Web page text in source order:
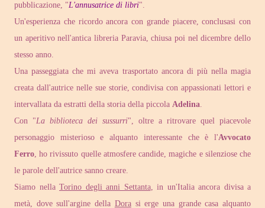
pubblicazione, "L'annusatrice di libri".
Un'esperienza che ricordo ancora con grande piacere, conclusasi con
un aperitivo nell'antica libreria Paravia, chiusa poi nel dicembre dello
stesso anno.
Una passeggiata che mi aveva trasportato ancora di più nella magia
creata dall'autrice nelle sue storie, condivisa con appassionati lettori e
intervallata da estratti della storia della piccola Adelina.
Con "La biblioteca dei sussurri", oltre a ritrovare quel piacevole
personaggio misterioso e alquanto interessante che è l'Avvocato
Ferro, ho rivissuto quelle atmosfere candide, magiche e silenziose che
le parole dell'autrice sanno creare.
Siamo nella Torino degli anni Settanta, in un'Italia ancora divisa a
metà, dove sull'argine della Dorasi erge una grande casa alquanto